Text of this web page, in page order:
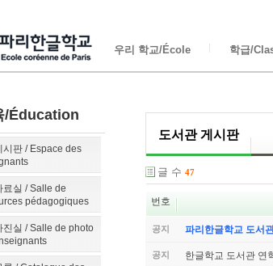
우리 학교/École 학급/
/Éducation
시판 / Espace des
료실 / Salle de
pédagogiques
진실 / Salle de photo
도서관 게시판
글 수 47
번호
공지 파리한글학교 도서
공지 한글학교 도서관 연